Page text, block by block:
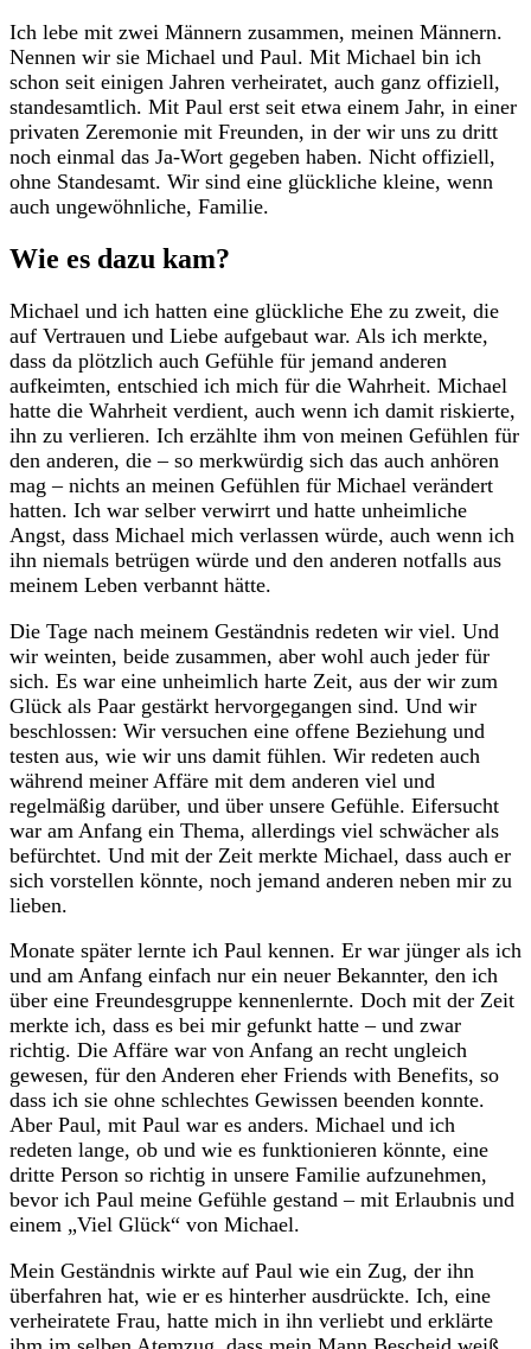
Ich lebe mit zwei Männern zusammen, meinen Männern.
Nennen wir sie Michael und Paul. Mit Michael bin ich
schon seit einigen Jahren verheiratet, auch ganz offiziell,
standesamtlich. Mit Paul erst seit etwa einem Jahr, in einer
privaten Zeremonie mit Freunden, in der wir uns zu dritt
noch einmal das Ja-Wort gegeben haben. Nicht offiziell,
ohne Standesamt. Wir sind eine glückliche kleine, wenn
auch ungewöhnliche, Familie.
Wie es dazu kam?
Michael und ich hatten eine glückliche Ehe zu zweit, die
auf Vertrauen und Liebe aufgebaut war. Als ich merkte,
dass da plötzlich auch Gefühle für jemand anderen
aufkeimten, entschied ich mich für die Wahrheit. Michael
hatte die Wahrheit verdient, auch wenn ich damit riskierte,
ihn zu verlieren. Ich erzählte ihm von meinen Gefühlen für
den anderen, die – so merkwürdig sich das auch anhören
mag – nichts an meinen Gefühlen für Michael verändert
hatten. Ich war selber verwirrt und hatte unheimliche
Angst, dass Michael mich verlassen würde, auch wenn ich
ihn niemals betrügen würde und den anderen notfalls aus
meinem Leben verbannt hätte.
Die Tage nach meinem Geständnis redeten wir viel. Und
wir weinten, beide zusammen, aber wohl auch jeder für
sich. Es war eine unheimlich harte Zeit, aus der wir zum
Glück als Paar gestärkt hervorgegangen sind. Und wir
beschlossen: Wir versuchen eine offene Beziehung und
testen aus, wie wir uns damit fühlen. Wir redeten auch
während meiner Affäre mit dem anderen viel und
regelmäßig darüber, und über unsere Gefühle. Eifersucht
war am Anfang ein Thema, allerdings viel schwächer als
befürchtet. Und mit der Zeit merkte Michael, dass auch er
sich vorstellen könnte, noch jemand anderen neben mir zu
lieben.
Monate später lernte ich Paul kennen. Er war jünger als ich
und am Anfang einfach nur ein neuer Bekannter, den ich
über eine Freundesgruppe kennenlernte. Doch mit der Zeit
merkte ich, dass es bei mir gefunkt hatte – und zwar
richtig. Die Affäre war von Anfang an recht ungleich
gewesen, für den Anderen eher Friends with Benefits, so
dass ich sie ohne schlechtes Gewissen beenden konnte.
Aber Paul, mit Paul war es anders. Michael und ich
redeten lange, ob und wie es funktionieren könnte, eine
dritte Person so richtig in unsere Familie aufzunehmen,
bevor ich Paul meine Gefühle gestand – mit Erlaubnis und
einem „Viel Glück“ von Michael.
Mein Geständnis wirkte auf Paul wie ein Zug, der ihn
überfahren hat, wie er es hinterher ausdrückte. Ich, eine
verheiratete Frau, hatte mich in ihn verliebt und erklärte